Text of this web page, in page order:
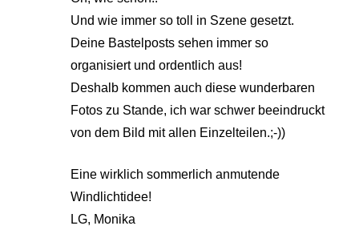
Und wie immer so toll in Szene gesetzt.
Deine Bastelposts sehen immer so
organisiert und ordentlich aus!
Deshalb kommen auch diese wunderbaren
Fotos zu Stande, ich war schwer beeindruckt
von dem Bild mit allen Einzelteilen.;-))
Eine wirklich sommerlich anmutende
Windlichtidee!
LG, Monika